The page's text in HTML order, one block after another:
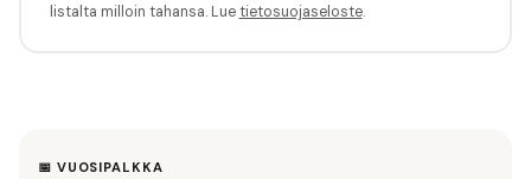
listalta milloin tahansa. Luetietosuojaseloste.
📅 VUOSIPALKKA